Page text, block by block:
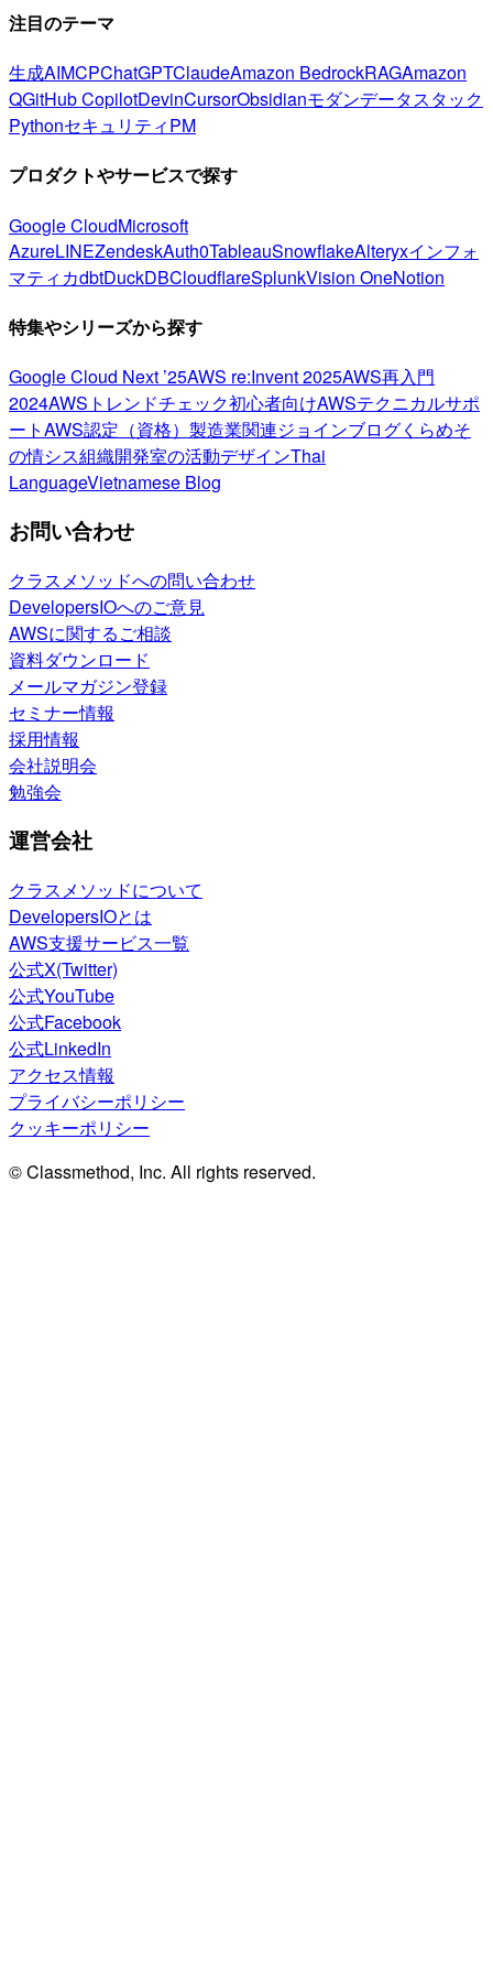
注目のテーマ
生成AIMCPChatGPTClaudeAmazon BedrockRAGAmazon
QGitHub CopilotDevinCursorObsidianモダンデータスタック
PythonセキュリティPM
プロダクトやサービスで探す
Google CloudMicrosoft
AzureLINEZendeskAuth0TableauSnowflakeAlteryxインフォ
マティカdbtDuckDBCloudflareSplunkVision OneNotion
特集やシリーズから探す
Google Cloud Next ’25AWS re:Invent 2025AWS再入門
2024AWSトレンドチェック初心者向けAWSテクニカルサポ
ートAWS認定（資格） 製造業関連ジョインブログくらめそ
の情シス組織開発室の活動デザインThai
LanguageVietnamese Blog
お問い合わせ
クラスメソッドへの問い合わせ
DevelopersIOへのご意見
AWSに関するご相談
資料ダウンロード
メールマガジン登録
セミナー情報
採用情報
会社説明会
勉強会
運営会社
クラスメソッドについて
DevelopersIOとは
AWS支援サービス一覧
公式X(Twitter)
公式YouTube
公式Facebook
公式LinkedIn
アクセス情報
プライバシーポリシー
クッキーポリシー
© Classmethod, Inc. All rights reserved.